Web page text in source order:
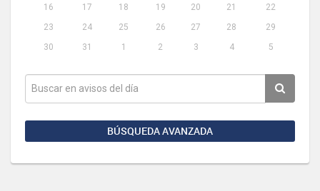
16
17 18 19 20 21
22
23
24 25 26 27 28
29
30
31 1 2 3 4 5
BÚSQUEDA AVANZADA